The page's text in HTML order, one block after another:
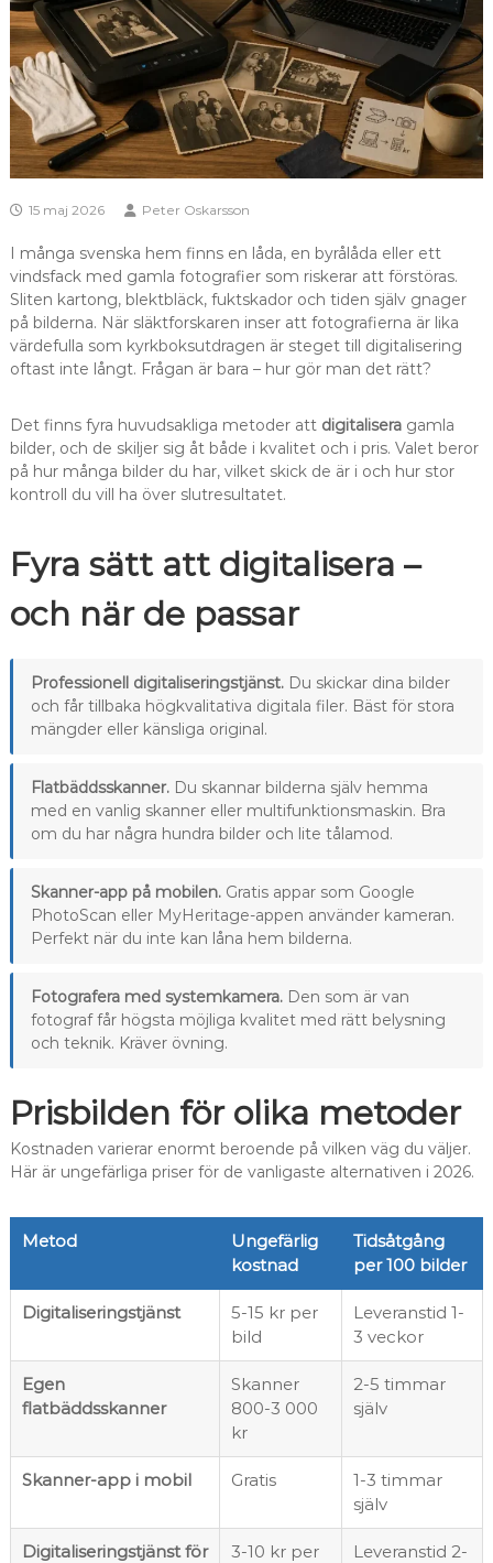
15 maj 2026 Peter Oskarsson
I många svenska hem finns en låda, en byrålåda eller ett
vindsfack med gamla fotografier som riskerar att förstöras.
Sliten kartong, blektbläck, fuktskador och tiden själv gnager
på bilderna. När släktforskaren inser att fotografierna är lika
värdefulla som kyrkboksutdragen är steget till digitalisering
oftast inte långt. Frågan är bara – hur gör man det rätt?
Det finns fyra huvudsakliga metoder att digitaliseragamla
bilder, och de skiljer sig åt både i kvalitet och i pris. Valet beror
på hur många bilder du har, vilket skick de är i och hur stor
kontroll du vill ha över slutresultatet.
Fyra sätt att digitalisera –
och när de passar
Professionell digitaliseringstjänst.Du skickar dina bilder
och får tillbaka högkvalitativa digitala filer. Bäst för stora
mängder eller känsliga original.
Flatbäddsskanner.Du skannar bilderna själv hemma
med en vanlig skanner eller multifunktionsmaskin. Bra
om du har några hundra bilder och lite tålamod.
Skanner-app på mobilen.Gratis appar som Google
PhotoScan eller MyHeritage-appen använder kameran.
Perfekt när du inte kan låna hem bilderna.
Fotografera med systemkamera.Den som är van
fotograf får högsta möjliga kvalitet med rätt belysning
och teknik. Kräver övning.
Prisbilden för olika metoder
Kostnaden varierar enormt beroende på vilken väg du väljer.
Här är ungefärliga priser för de vanligaste alternativen i 2026.
Metod
Ungefärlig
kostnad
Tidsåtgång
per 100 bilder
Digitaliseringstjänst
5-15 kr per
bild
Leveranstid 1-
3 veckor
Egen
flatbäddsskanner
Skanner
800-3 000
kr
2-5 timmar
själv
Skanner-app i mobil Gratis
1-3 timmar
själv
Digitaliseringstjänst för
3-10 kr per
Leveranstid 2-